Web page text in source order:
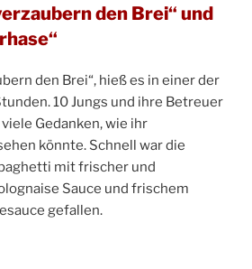
den Brei“ und
den Brei“, hieß es in einer der
10 Jungs und ihre Betreuer
Gedanken, wie ihr
könnte. Schnell war die
mit frischer und
Sauce und frischem
gefallen.